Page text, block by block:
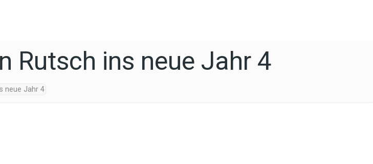
Rutsch ins neue Jahr 4
neue Jahr 4